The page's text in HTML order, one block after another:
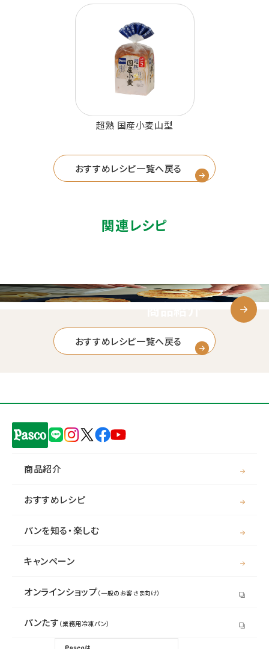
超熟 国産小麦山型
おすすめレシピ一覧へ戻る
関連レシピ
おすすめレシピ一覧へ戻る
商品紹介
おすすめレシピ
パンを知る・楽しむ
キャンペーン
オンラインショップ（一般のお客さま向け）
パンたす （業務用冷凍パン）